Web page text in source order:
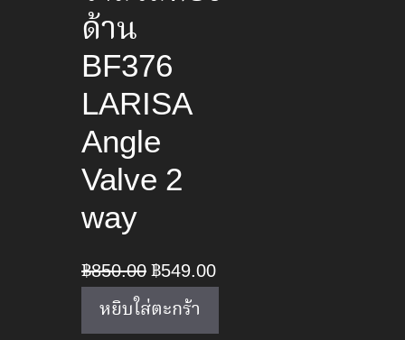
ด้าน
BF376
LARISA
Angle
Valve 2
way
฿850.00Original
price
was:
฿549.00Current
is:
หยิบใส่ตะกร้า